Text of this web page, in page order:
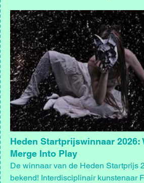
Afbeelding
Heden Startprijswinnaar 2026:
Merge Into Play
De winnaar van de Heden Startprijs
bekend! Interdisciplinair kunstenaar